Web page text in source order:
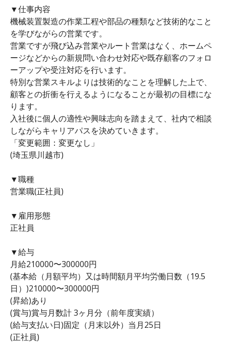
▼仕事内容
機械装置製造の作業工程や部品の種類など技術的なこと
を学びながらの営業です。
営業ですが飛び込み営業やルート営業はなく、ホームペ
ージなどからの新規問い合わせ対応や既存顧客のフォロ
ーアップや受注対応を行います。
特別な営業スキルよりは技術的なことを理解した上で、
顧客との折衝を行えるようになることが最初の目標にな
ります。
入社後に個人の適性や興味志向を踏まえて、社内で相談
しながらキャリアパスを決めていきます。
「変更範囲：変更なし」
(埼玉県川越市)
▼職種
営業職(正社員)
▼雇用形態
正社員
▼給与
月給210000〜300000円
(基本給（月額平均）又は時間額月平均労働日数（19.5
日）)210000〜300000円
(昇給)あり
(賞与)賞与月数計 3ヶ月分（前年度実績）
(給与支払い日)固定（月末以外）当月25日
(正社員)